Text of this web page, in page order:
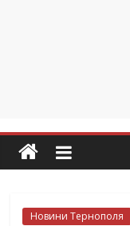
Новини Тернополя